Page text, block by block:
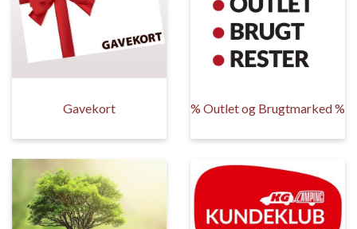
Gavekort % Outlet og Brugtmarked %